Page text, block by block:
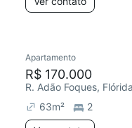
Apartamento
R$ 170.000
R. Adão Foques, Flórida
63m²
2